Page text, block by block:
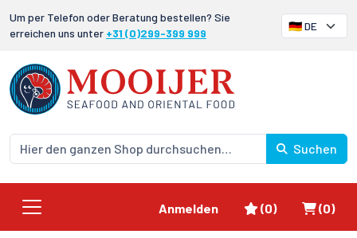
Um per Telefon oder Beratung bestellen? Sie
erreichen uns unter +31 (0)299-399 999
Suchen
Anmelden Favoriten
(0) (0)